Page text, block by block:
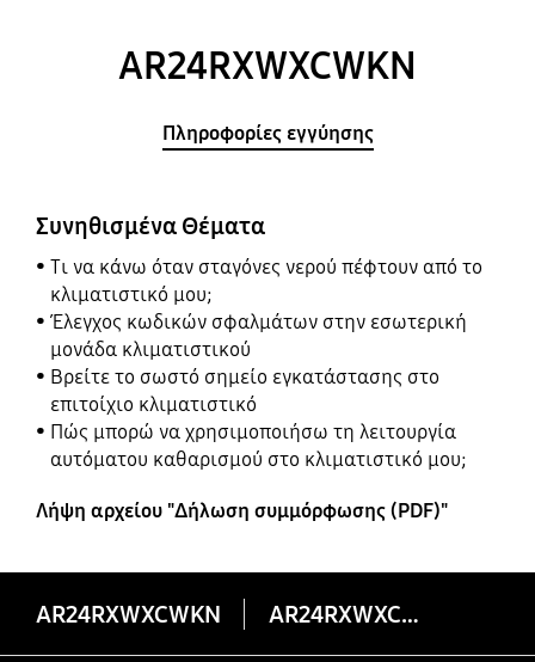
AR24RXWXCWKN
Πληροφορίες εγγύησης
Συνηθισμένα Θέματα
Τι να κάνω όταν σταγόνες νερού πέφτουν από το
κλιματιστικό μου;
Έλεγχος κωδικών σφαλμάτων στην εσωτερική
μονάδα κλιματιστικού
Βρείτε το σωστό σημείο εγκατάστασης στο
επιτοίχιο κλιματιστικό
Πώς μπορώ να χρησιμοποιήσω τη λειτουργία
αυτόματου καθαρισμού στο κλιματιστικό μου;
Λήψη αρχείου "Δήλωση συμμόρφωσης (PDF)"
AR24RXWXCWKN AR24RXWXCWKN